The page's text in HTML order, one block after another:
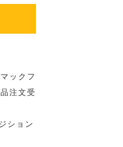
ックフ
注文受
ション